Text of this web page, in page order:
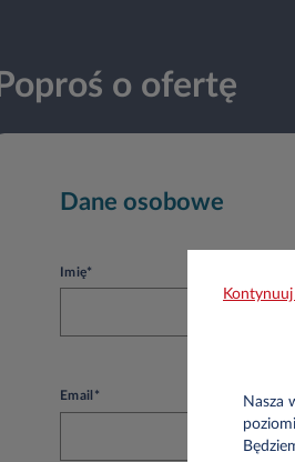
Poproś o ofertę
Dane osobowe
Imię*
Email*
Nasza